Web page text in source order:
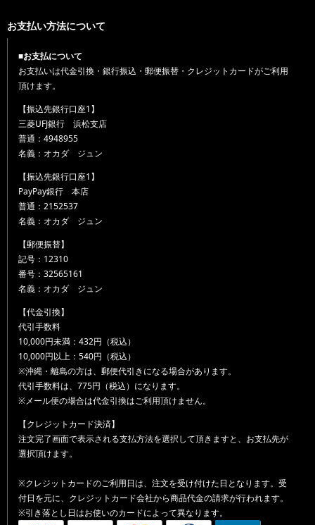
お支払い方法について
■お支払について
お支払いは代金引換・銀行振込・郵便振替・クレジットカードがご利用
頂けます。
【振込先銀行口座1】
三菱UFJ銀行 浜松支店
普通：4948955
名義：オカダ ジュン
【振込先銀行口座1】
PayPay銀行 本店
普通：2152537
名義：オカダ ジュン
【郵便振替】
記号：12310
番号：32565161
名義：オカダ ジュン
【代金引換】
代引手数料
10,000円未満：432円（税込）
10,000円以上：540円（税込）
※沖縄・離島の方は、郵便代引きになる場合があります。
代引手数料は、775円（税込）になります。
※メール便の場合は代金引換はご利用頂けません。
【クレジットカード決済】
注文完了画面で表示される支払方法を選択して頂きますと、お支払先が
選択頂けます。
※クレジットカードのご利用日は、注文を受け付けた日となります。受
付日を元に、クレジットカード会社から商品代金の請求が行われます。
※引き落とし日はお使いのカードによって異なります。